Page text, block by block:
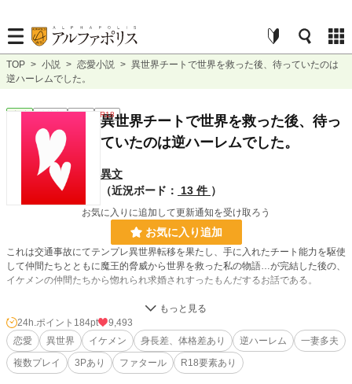
TOP > 小説 > 恋愛小説 > 異世界チートで世界を救った後、待っていたのは
逆ハーレムでした。
恋愛 連載中 長編 R18
異世界チートで世界を救った後、待っ
ていたのは逆ハーレムでした。
異文
（近況ボード：
13 件 ）
お気に入りに追加して更新通知を受け取ろう
お気に入り追加
これは交通事故にてテンプレ異世界転移を果たし、手に入れたチート能力を駆使
して仲間たちとともに魔王的脅威から世界を救った私の物語…が完結した後の、
イケメンの仲間たちから惚れられ求婚されすったもんだするお話である。
３章スタートまでもう少しお待ちください。
R18に相当しそうなお話には※印つけていますが、その他にも性表現はありま
す。ご注意下さい。
24h.ポイント 184pt
9,493
恋愛
異世界 イケメン 身長差、体格差あり 逆ハーレム
一妻多夫
複数プレイ
3Pあり ファタール R18要素あり